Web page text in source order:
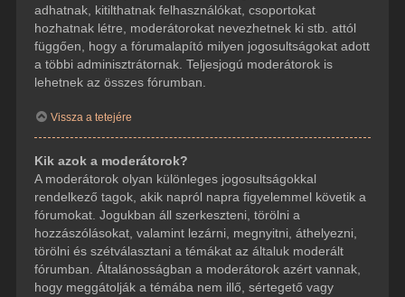
adhatnak, kitilthatnak felhasználókat, csoportokat
hozhatnak létre, moderátorokat nevezhetnek ki stb. attól
függően, hogy a fórumalapító milyen jogosultságokat adott
a többi adminisztrátornak. Teljesjogú moderátorok is
lehetnek az összes fórumban.
Vissza a tetejére
Kik azok a moderátorok?
A moderátorok olyan különleges jogosultságokkal
rendelkező tagok, akik napról napra figyelemmel követik a
fórumokat. Jogukban áll szerkeszteni, törölni a
hozzászólásokat, valamint lezárni, megnyitni, áthelyezni,
törölni és szétválasztani a témákat az általuk moderált
fórumban. Általánosságban a moderátorok azért vannak,
hogy meggátolják a témába nem illő, sértegető vagy